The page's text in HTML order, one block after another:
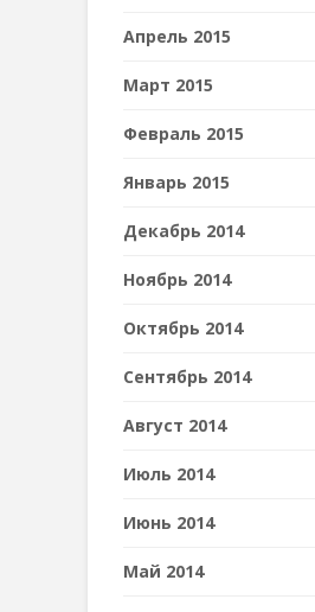
Апрель 2015
Март 2015
Февраль 2015
Январь 2015
Декабрь 2014
Ноябрь 2014
Октябрь 2014
Сентябрь 2014
Август 2014
Июль 2014
Июнь 2014
Май 2014